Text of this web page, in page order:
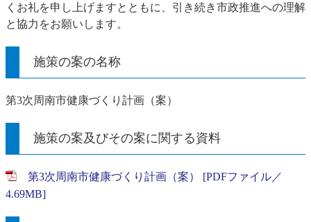
くお礼を申し上げますとともに、引き続き市政推進への理解
と協力をお願いします。
施策の案の名称
第3次周南市健康づくり計画（案）
施策の案及びその案に関する資料
第3次周南市健康づくり計画（案） [PDFファイル／
4.69MB]